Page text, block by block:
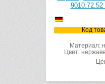
Код
Материал:
Цвет: